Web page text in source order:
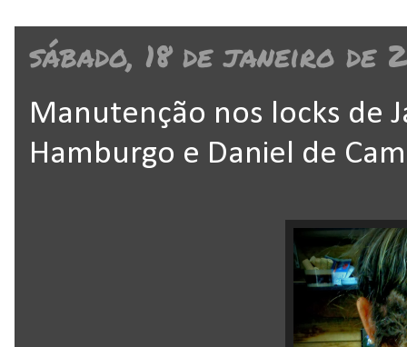
sábado, 18 de janeiro de
Manutenção nos locks de
Hamburgo e Daniel de